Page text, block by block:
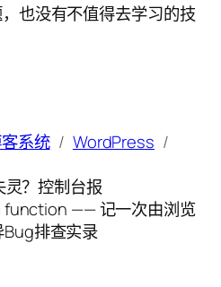
也没有不值得去学习的技
系统
WordPress
？控制台报
—— 记一次由浏览
排查实录